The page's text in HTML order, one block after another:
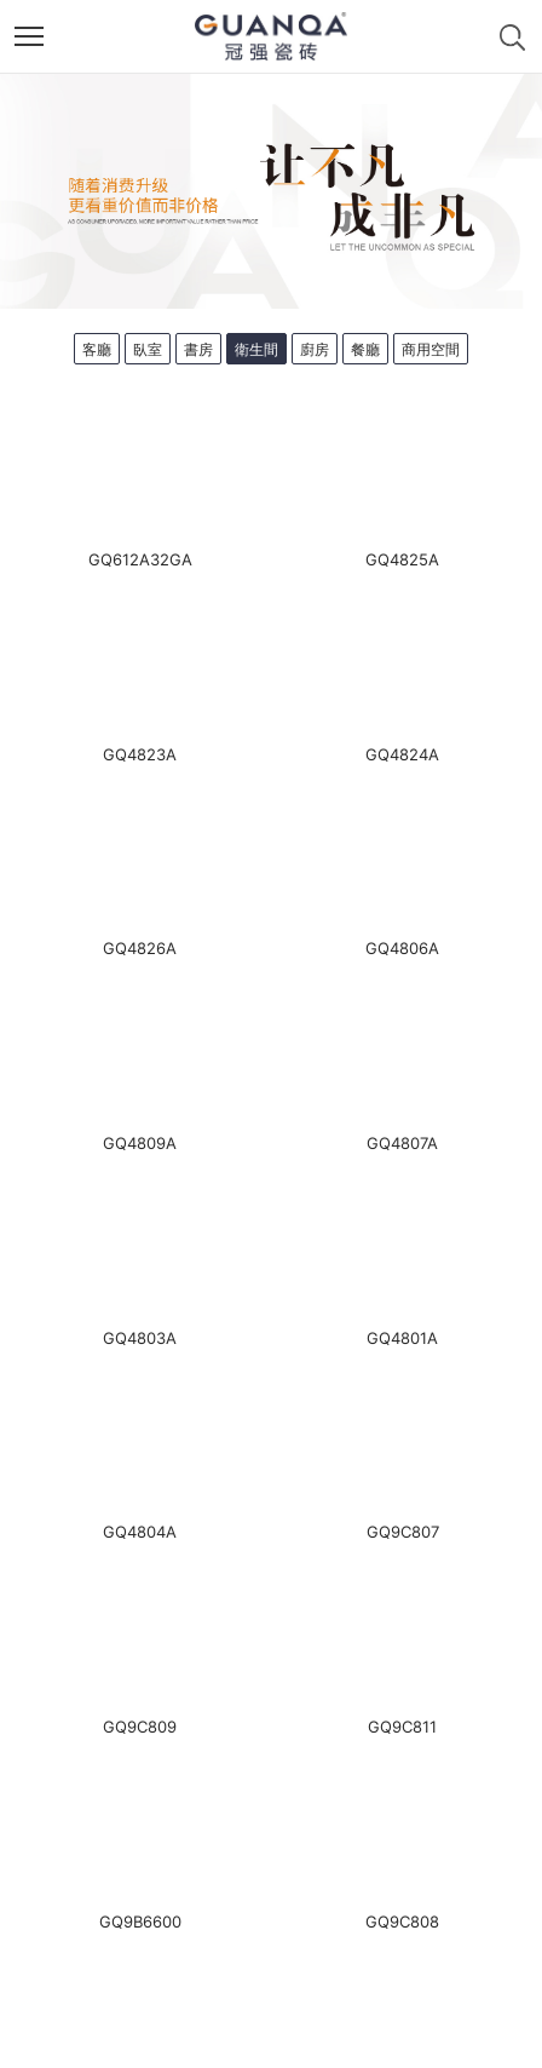
客廳 臥室 書房 衛生間 廚房 餐廳 商用空間
GQ612A32GA GQ4825A
GQ4823A GQ4824A
GQ4826A GQ4806A
GQ4809A GQ4807A
GQ4803A GQ4801A
GQ4804A GQ9C807
GQ9C809 GQ9C811
GQ9B6600 GQ9C808